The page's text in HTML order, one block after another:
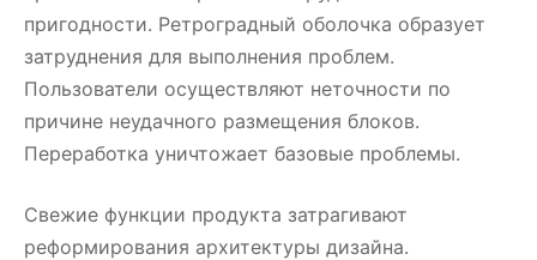
пригодности. Ретроградный оболочка образует
затруднения для выполнения проблем.
Пользователи осуществляют неточности по
причине неудачного размещения блоков.
Переработка уничтожает базовые проблемы.
Свежие функции продукта затрагивают
реформирования архитектуры дизайна.